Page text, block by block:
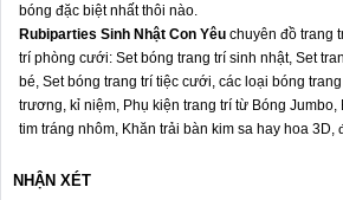
bóng đặc biệt nhất thôi nào.
Rubiparties Sinh Nhật Con Yêu chuyên đồ trang
trí phòng cưới: Set bóng trang trí sinh nhật, Set
bé, Set bóng trang trí tiệc cưới, các loại bóng
trương, kỉ niệm, Phụ kiện trang trí từ Bóng Jumbo,
tim tráng nhôm, Khăn trải bàn kim sa hay hoa 3D,
NHẬN XÉT